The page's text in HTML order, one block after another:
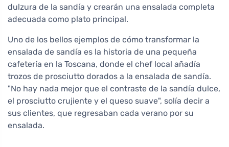
dulzura de la sandía y crearán una ensalada completa
adecuada como plato principal.
Uno de los bellos ejemplos de cómo transformar la
ensalada de sandía es la historia de una pequeña
cafetería en la Toscana, donde el chef local añadía
trozos de prosciutto dorados a la ensalada de sandía.
"No hay nada mejor que el contraste de la sandía dulce,
el prosciutto crujiente y el queso suave", solía decir a
sus clientes, que regresaban cada verano por su
ensalada.